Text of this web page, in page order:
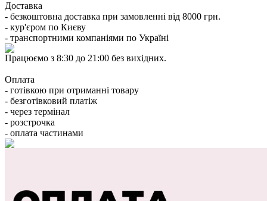
Доставка
- безкоштовна доставка при замовленні від 8000 грн.
- кур'єром по Києву
- транспортними компаніями по Україні
Працюємо з 8:30 до 21:00 без вихідних.
Оплата
- готівкою при отриманні товару
- безготівковий платіж
- через термінал
- розстрочка
- оплата частинами